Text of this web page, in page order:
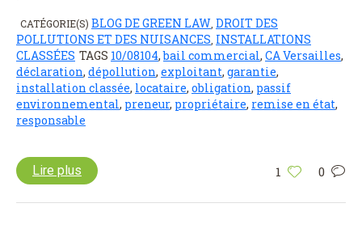
CATÉGORIE(S) BLOG DE GREEN LAW DROIT DES
POLLUTIONS ET DES NUISANCES INSTALLATIONS
CLASSÉES TAGS 10/08104,bail commercial, CA Versailles,
déclaration, dépollution, exploitant, garantie,
installation classée, locataire, obligation, passif
environnemental, preneur, propriétaire, remise en état,
responsable
1 0
Lire plus